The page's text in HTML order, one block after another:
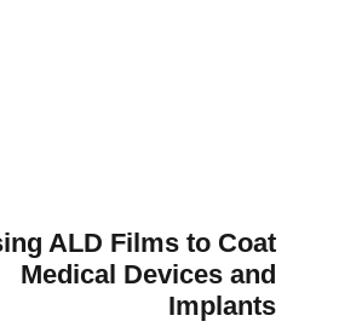
ALD Films to Coat
Medical Devices and
Implants